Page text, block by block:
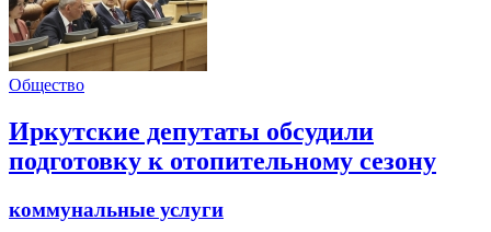
Общество
Иркутские депутаты обсудили
подготовку к отопительному сезону
коммунальные услуги